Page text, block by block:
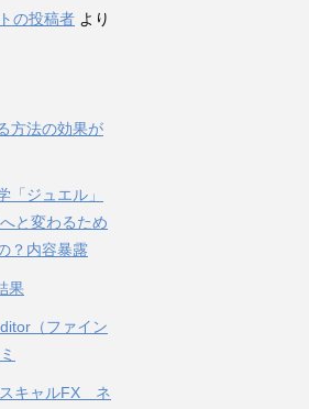
の投稿者 より
方法の効果が
ジュエル」
と変わるため
？内容暴露
果
（ファイン
スキャルFX ネ